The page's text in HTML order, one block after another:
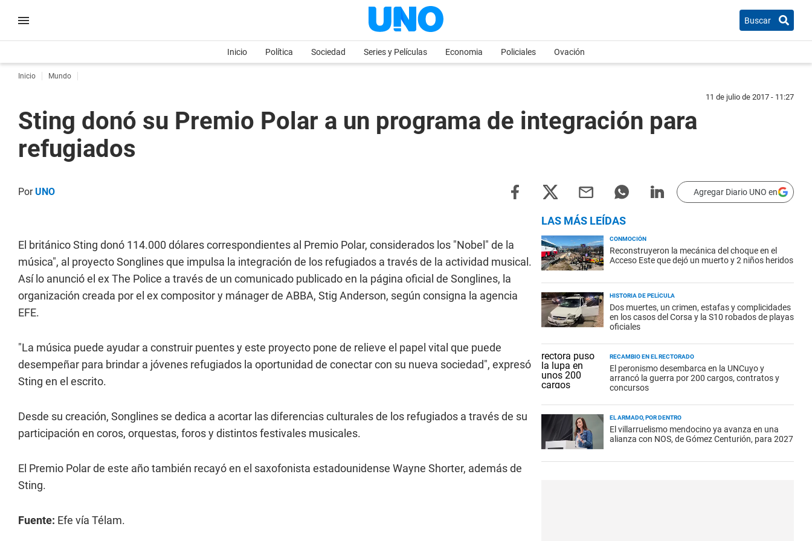
Buscar
Inicio Política Sociedad Series y Películas Economia Policiales Ovación
Inicio Mundo
11 de julio de 2017 - 11:27
Sting donó su Premio Polar a un programa de integración para
refugiados
PorUNO Agregar Diario UNO en
El británico Sting donó 114.000 dólares correspondientes al Premio Polar, considerados los "Nobel" de la
música", al proyecto Songlines que impulsa la integración de los refugiados a través de la actividad musical.
Así lo anunció el ex The Police a través de un comunicado publicado en la página oficial de Songlines, la
organización creada por el ex compositor y mánager de ABBA, Stig Anderson, según consigna la agencia
EFE.
"La música puede ayudar a construir puentes y este proyecto pone de relieve el papel vital que puede
desempeñar para brindar a jóvenes refugiados la oportunidad de conectar con su nueva sociedad", expresó
Sting en el escrito.
Desde su creación, Songlines se dedica a acortar las diferencias culturales de los refugiados a través de su
participación en coros, orquestas, foros y distintos festivales musicales.
El Premio Polar de este año también recayó en el saxofonista estadounidense Wayne Shorter, además de
Sting.
Fuente: Efe vía Télam.
LAS MÁS LEÍDAS
CONMOCIÓN
Reconstruyeron la mecánica del choque en el
Acceso Este que dejó un muerto y 2 niños heridos
HISTORIA DE PELÍCULA
Dos muertes, un crimen, estafas y complicidades
en los casos del Corsa y la S10 robados de playas
oficiales
RECAMBIO EN EL RECTORADO
El peronismo desembarca en la UNCuyo y
arrancó la guerra por 200 cargos, contratos y
concursos
EL ARMADO, POR DENTRO
El villarruelismo mendocino ya avanza en una
alianza con NOS, de Gómez Centurión, para 2027